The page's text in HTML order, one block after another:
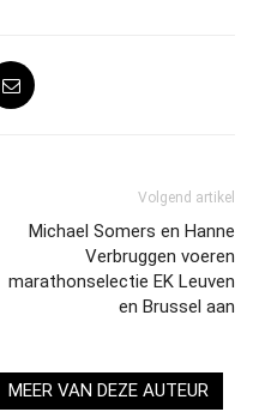
Volgend artikel
Michael Somers en Hanne
Verbruggen voeren
marathonselectie EK Leuven
en Brussel aan
MEER VAN DEZE AUTEUR